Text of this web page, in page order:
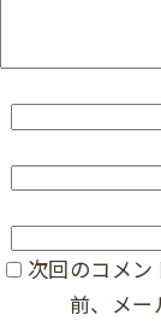
次回のコメ
前、メー